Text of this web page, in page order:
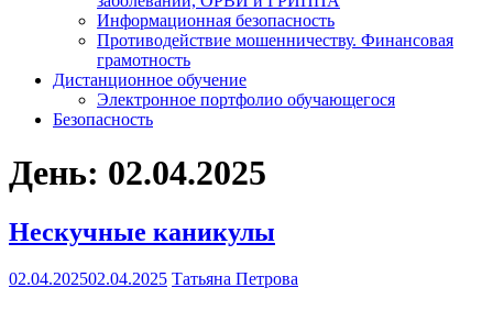
Информационная безопасность
Противодействие мошенничеству. Финансовая
грамотность
Дистанционное обучение
Электронное портфолио обучающегося
Безопасность
День: 02.04.2025
Нескучные каникулы
02.04.202502.04.2025 Татьяна Петрова